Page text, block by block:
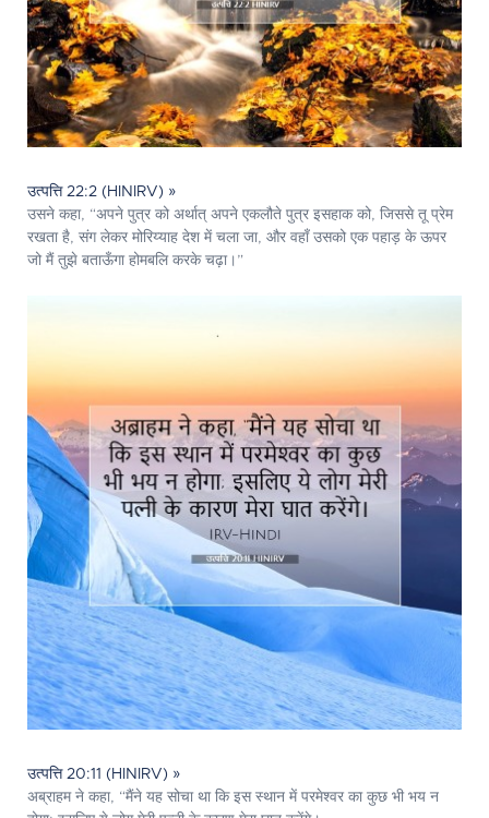
उत्पत्ति 22:2 (HINIRV) »
उसने कहा, “अपने पुत्र को अर्थात् अपने एकलौते पुत्र इसहाक को, जिससे तू प्रेम
रखता है, संग लेकर मोरिय्याह देश में चला जा, और वहाँ उसको एक पहाड़ के ऊपर
जो मैं तुझे बताऊँगा होमबलि करके चढ़ा।”
उत्पत्ति 20:11 (HINIRV) »
अब्राहम ने कहा, “मैंने यह सोचा था कि इस स्थान में परमेश्‍वर का कुछ भी भय न